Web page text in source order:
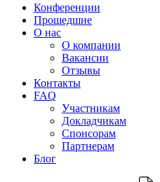
Конференции
Прошедшие
О нас
О компании
Вакансии
Отзывы
Контакты
FAQ
Участникам
Докладчикам
Спонсорам
Партнерам
Блог